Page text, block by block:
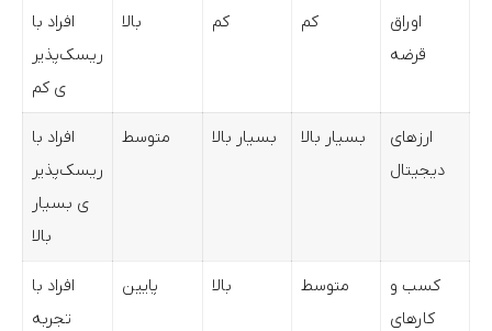
اوراق
قرضه
کم کم بالا
افراد با
ریسک‌پذیر
ی کم
ارزهای
دیجیتال
بسیار بالا بسیار بالا متوسط
افراد با
ریسک‌پذیر
ی بسیار
بالا
کسب و
کارهای
متوسط بالا پایین
افراد با
تجربه